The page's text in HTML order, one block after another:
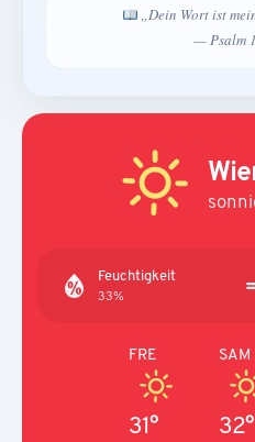
„Dein Wort ist
— Psalm
Feuchtigkeit
33%
FRE
31°
SAM
32°